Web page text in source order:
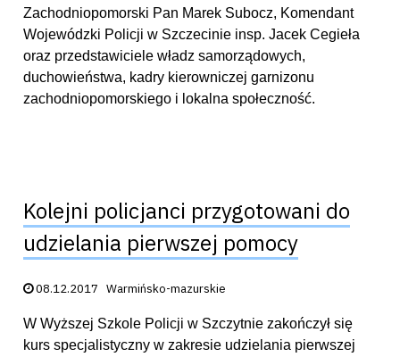
Zachodniopomorski Pan Marek Subocz, Komendant
Wojewódzki Policji w Szczecinie insp. Jacek Cegieła
oraz przedstawiciele władz samorządowych,
duchowieństwa, kadry kierowniczej garnizonu
zachodniopomorskiego i lokalna społeczność.
Kolejni policjanci przygotowani do
udzielania pierwszej pomocy
Data publikacji:
08.12.2017 Warmińsko-mazurskie
W Wyższej Szkole Policji w Szczytnie zakończył się
kurs specjalistyczny w zakresie udzielania pierwszej